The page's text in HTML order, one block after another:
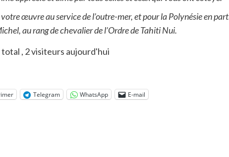
votre œuvre au service de l’outre-mer, et pour la Polynésie en
au rang de chevalier de l’Ordre de Tahiti Nui.
total , 2 visiteurs aujourd'hui
Telegram WhatsApp E-mail